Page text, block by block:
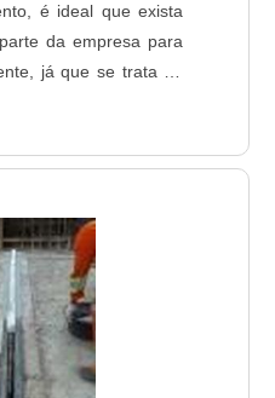
é ideal que exista
da empresa para
já que se trata de
precisa de atenção
de segurança tanto
O avião é